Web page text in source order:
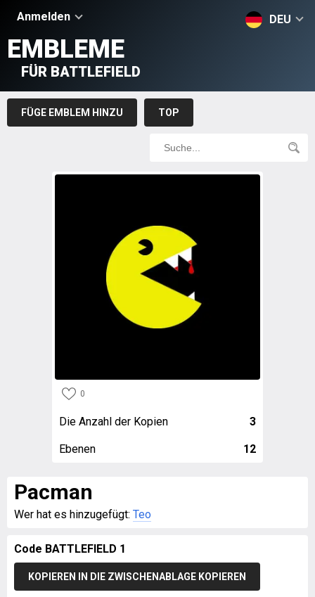
Anmelden DEU
EMBLEME
FÜR BATTLEFIELD
FÜGE EMBLEM HINZU TOP
0
Die Anzahl der Kopien 3
Ebenen 12
Pacman
Wer hat es hinzugefügt: Teo
Code BATTLEFIELD 1
KOPIEREN IN DIE ZWISCHENABLAGE KOPIEREN